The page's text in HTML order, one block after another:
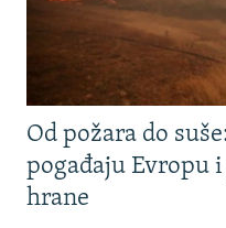
Od požara do
pogađaju Evropu
hrane